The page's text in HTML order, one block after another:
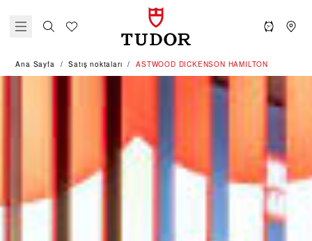
Ana Sayfa Satış noktaları ‭ASTWOOD DICKENSON HAMILTON‬